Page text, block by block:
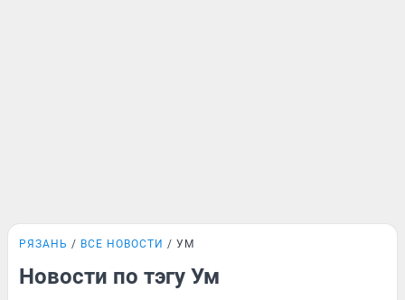
РЯЗАНЬ ВСЕ НОВОСТИ УМ
Новости по тэгу Ум